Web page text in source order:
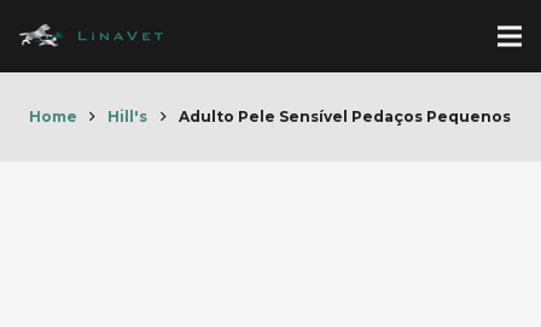
Home Hill's Adulto Pele Sensível Pedaços Pequenos